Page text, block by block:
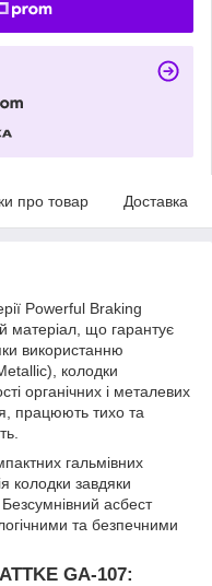
про товар Доставка
Powerful Braking
матеріал, що гарантує
використанню
колодки
органічних і металевих
працюють тихо та
гальмівних
колодки завдяки
асбест
та безпечними
GA-107: